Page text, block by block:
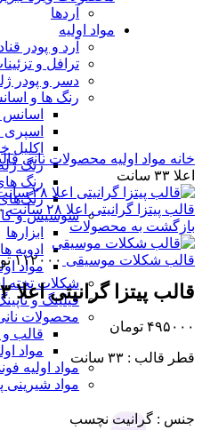
آردها
مواد اولیه
آرد و پودر
ترافل و
دسر و پودر
رنگ ها و
اکلیل
رنگ
رنگ
سوسیس و
ابزارها
ادویه ها
مواد
شکلات تخته
فیلینگ و
محصولات
قالب و
مواد
مواد اولیه
مواد شیرینی
جستجو
برای بزرگنمایی کلیک کنید
خانه مواد اولیه محصولات نانی
اعلا ۳۳ سانت
قالب پیتزا گرانیتی اعلا ۲۸ سانت
بازگشت به محصولات
قالب شکلات موسیقی ۱۱۲۰۰۰
قالب پیتزا گرانیتی اعلا ۳۳ سانت
۴۹۵۰۰۰ تومان
قطر قالب : ۳۳ سانت
جنس : گرانیت نچسب